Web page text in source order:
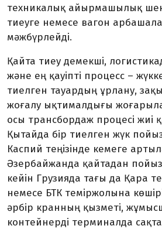
техникалық айырмашылық
тиеуге немесе ва­гон
мәж­бүрлейді.
Қайта тиеу демекші,
және ең қауіпті процесс –
тиелген тауардың ұрлану,
жоғалу ықтималдығы
осы трансбордаж процесі жиі
Қытайда бір тиелген жүк
Каспий теңізінде кемеге
Әзербайжанда қайта­дан
кейін Грузияда тағы да Қара
немесе БТК теміржолына
әрбір кранның қызметі,
контейнерді терминалда